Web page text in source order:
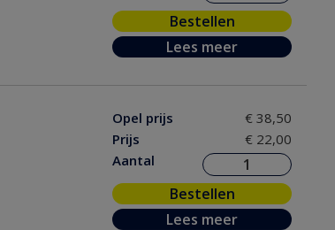
Bestellen
Lees meer
Opel prijs
€ 38,50
Prijs
€ 22,00
Aantal
Bestellen
Lees meer